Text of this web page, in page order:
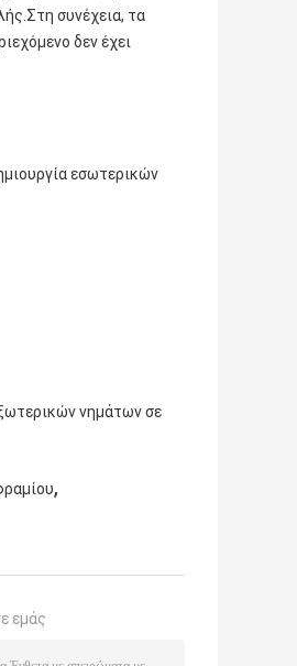
συνέχεια, τα
δεν έχει
εσωτερικών
νημάτων σε
,
εμάς